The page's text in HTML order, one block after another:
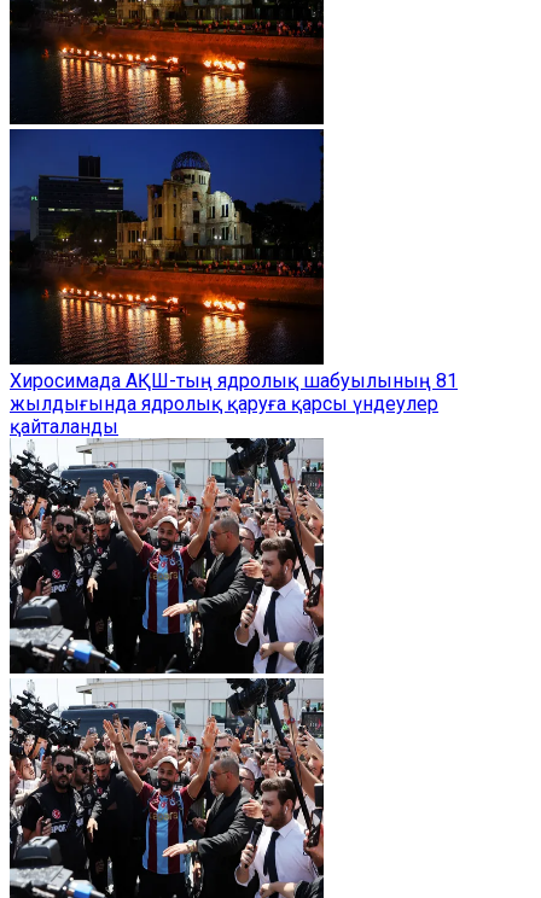
Хиросимада АҚШ-тың ядролық шабуылының 81
жылдығында ядролық қаруға қарсы үндеулер
қайталанды